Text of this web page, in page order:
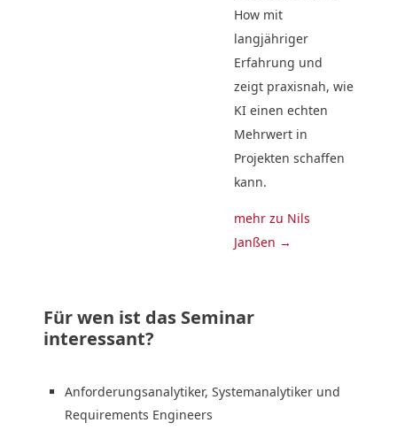
How mit
langjähriger
Erfahrung und
zeigt praxisnah, wie
KI einen echten
Mehrwert in
Projekten schaffen
kann.
mehr zu Nils
Janßen →
Für wen ist das Seminar
interessant?
Anforderungsanalytiker, Systemanalytiker und
Requirements Engineers